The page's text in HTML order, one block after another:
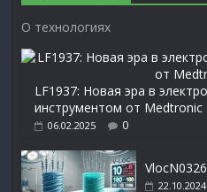
О технологиях
LF1937: Новая эра в
инструментом от Medtronic
06.02.2025 0
22.10.2024